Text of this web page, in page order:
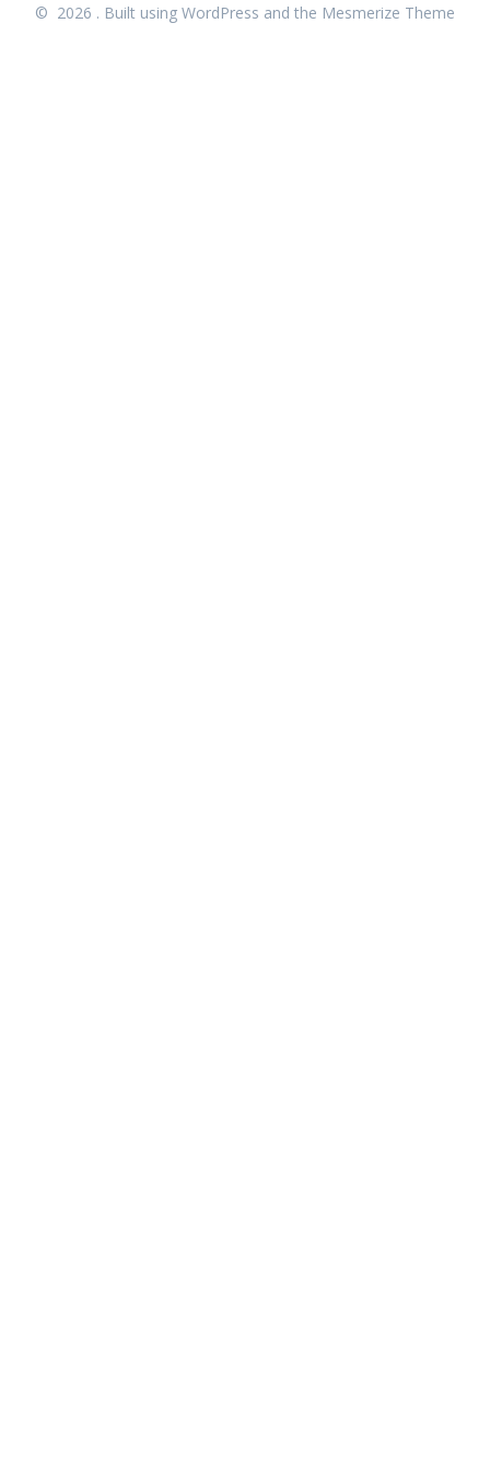
© 2026 . Built using WordPress and the Mesmerize Theme